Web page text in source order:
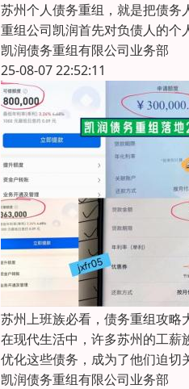
苏州个人债务重组，就是把债务
重组公司凯润首先对负债人的个
凯润债务重组有限公司业务部
25-08-07 22:52:11
苏州上班族必看，债务重组攻略
在现代生活中，许多苏州的工薪
优化这些债务，成为了他们迫切
凯润债务重组有限公司业务部